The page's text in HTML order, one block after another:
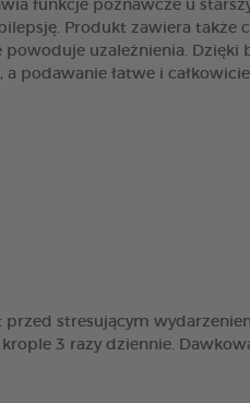
funkcje poznawcze u
Produkt zawiera także
uzależnienia. Dzięki
łatwe i
stresującym
3 razy dziennie.